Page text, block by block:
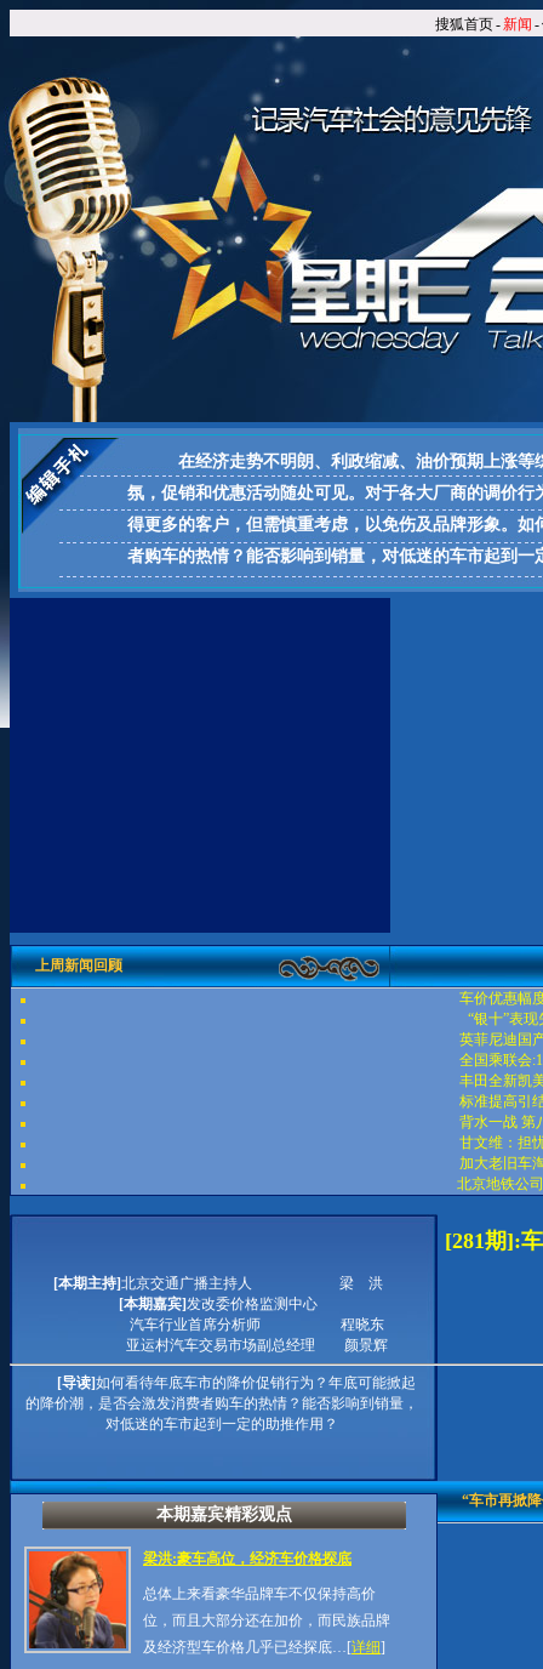
搜狐首页-新闻 -
在经济走势不明朗、利政缩减、油价预期上涨
氛，促销和优惠活动随处可见。对于各大厂商的调价
得更多的客户，但需慎重考虑，以免伤及品牌形象。
者购车的热情？能否影响到销量，对低迷的车市起到一
上周新闻回顾
车价优惠幅
“银十”表
英菲尼迪国
全国乘联会
丰田全新凯
标准提高引
背水一战 第
甘文维：担
加大老旧车
北京地铁公
[281期]:
[本期主持]北京交通广播主持人 梁 洪
[本期嘉宾]发改委价格监测中心
汽车行业首席分析师 程晓东
亚运村汽车交易市场副总经理 颜景辉
[导读]如何看待年底车市的降价促销行为？年底可能掀起
的降价潮，是否会激发消费者购车的热情？能否影响到销量，
对低迷的车市起到一定的助推作用？
本期嘉宾精彩观点
梁洪:豪车高位，经济车价格探底
总体上来看豪华品牌车不仅保持高价
位，而且大部分还在加价，而民族品牌
及经济型车价格几乎已经探底…[详细]
“车市再掀